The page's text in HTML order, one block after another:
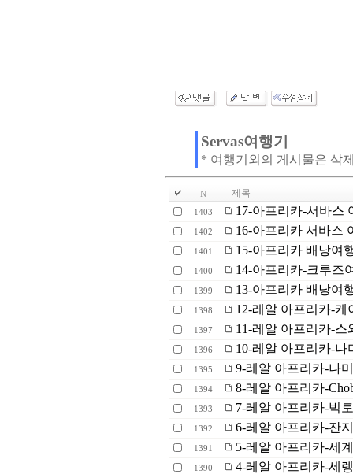
Servas여행기
* 여행기외의 게시물은 삭
N 제목
1403 17-아프리카-서바스
1402 16-아프리카 서바스
1401 15-아프리카 배낭여
1400 14-아프리카-크루즈
1399 13-아프리카 배낭여
1398 12-레알 아프리카-케
1397 11-레알 아프리카-
1396 10-레알 아프리카-
1395 9-레알 아프리카-나
1394 8-레알 아프리카-
1393 7-레알 아프리카-빅
1392 6-레알 아프리카-잔
1391 5-레알 아프리카-세
1390 4-레알 아프리카-세